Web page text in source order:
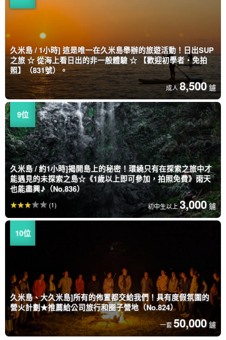
久米島 / 1小時] 這是唯一在久米島舉辦的旅遊活動！日出SUP
之旅 ☆ 從海上看日出的非一般體驗 ☆ 【歡迎初學者・免拍
照】（831號）。
成人8,500 鑢
久米島 / 約1小時]揭開島上的秘密！環繞只有在探索之旅中才
能遇見的未探索之島☆《1歲以上即可參加，拍照免費》雨天
也能盡興♪（No.836）
初中生以上3,000 鑢
(1)
久米島、大久米島]所有的佈置都交給我們！具有度假氛圍的
營火計劃★推薦給公司旅行和圈子營地（No.824）
一套50,000 鑢